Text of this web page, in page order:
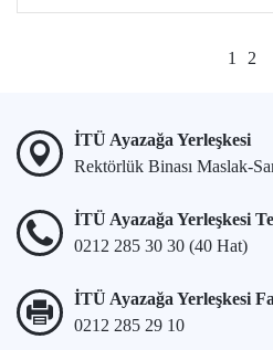
1 2
İTÜ Ayazağa Yerleşkesi
Rektörlük Binası Maslak-
İTÜ Ayazağa Yerleşkesi
0212 285 30 30 (40 Hat)
İTÜ Ayazağa Yerleşkesi
0212 285 29 10